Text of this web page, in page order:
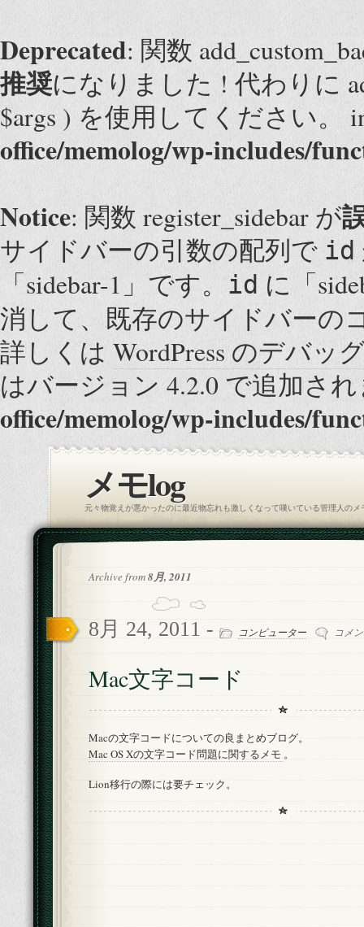
Deprecated: 関数
推奨になりました ! 代わりに
$args ) を使用してください。
office/memolog/wp-includes/
Notice: 関数 register_sidebar が
サイドバーの引数の配列で id
「sidebar-1」です。
id に「
消して、既存のサイドバーの
詳しくは WordPress のデバッ
はバージョン 4.2.0 で追加さ
office/memolog/wp-includes/
メモlog
元々物覚えが悪かったのに最近物忘れも激しくなって嘆いている管理人のメ
Archive from8月, 2011
8月 24, 2011 - コンピューター
Mac
ド
コメ
Mac文字コード
Macの文字コードについての良まとめブログ。
Mac OS Xの文字コード問題に関するメモ 。
Lion移行の際には要チェック。